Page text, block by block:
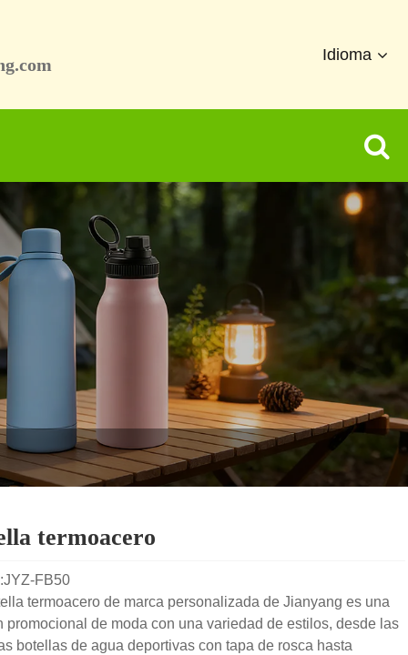
Idioma
termoacero
FB50
termoacero de marca personalizada de Jianyang es una
promocional de moda con una variedad de estilos, desde las
botellas de agua deportivas con tapa de rosca hasta